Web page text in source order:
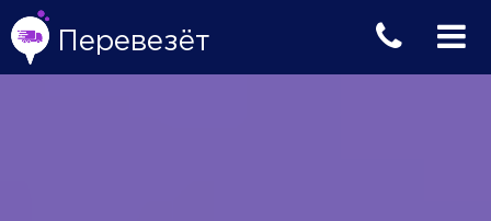
Перевезёт